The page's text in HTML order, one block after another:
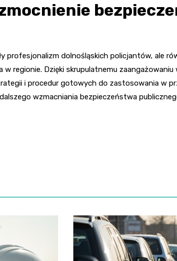
profesjonalizm dolnośląskich policjantów, ale
regionie. Dzięki skrupulatnemu
i procedur gotowych do zastosowania w
wzmacniania bezpieczeństwa